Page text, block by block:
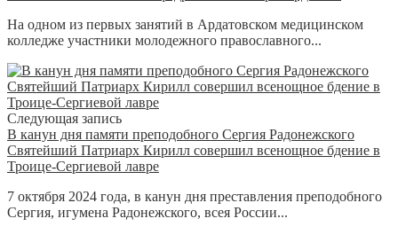
На одном из первых занятий в Ардатовском медицинском
колледже участники молодежного православного...
Следующая запись
В канун дня памяти преподобного Сергия Радонежского
Святейший Патриарх Кирилл совершил всенощное бдение в
Троице-Сергиевой лавре
7 октября 2024 года, в канун дня преставления преподобного
Сергия, игумена Радонежского, всея России...